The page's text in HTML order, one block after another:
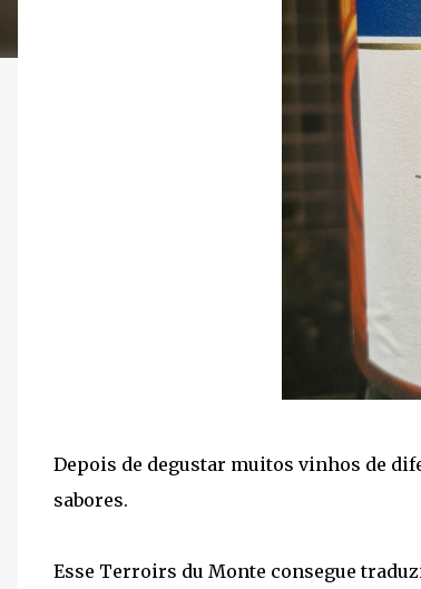
Depois de degustar muitos vinhos de
sabores.
Esse Terroirs du Monte consegue